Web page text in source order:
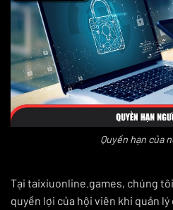
Quyền hạn của
Tại taixiuonline.games, chúng
quyền lợi của hội viên khi quản lý